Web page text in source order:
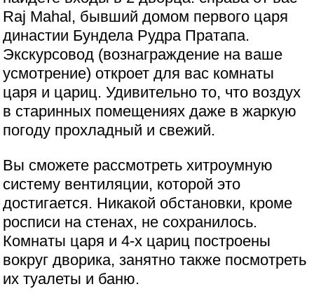
Raj Mahal, бывший домом первого царя
династии Бундела Рудра Пратапа.
Экскурсовод (вознаграждение на ваше
усмотрение) откроет для вас комнаты
царя и цариц. Удивительно то, что воздух
в старинных помещениях даже в жаркую
погоду прохладный и свежий.
Вы сможете рассмотреть хитроумную
систему вентиляции, которой это
достигается. Никакой обстановки, кроме
росписи на стенах, не сохранилось.
Комнаты царя и 4-х цариц построены
вокруг дворика, занятно также посмотреть
их туалеты и баню.